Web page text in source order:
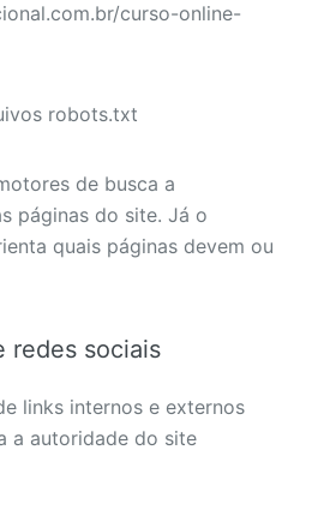
curso-online-
robots.txt
de busca a
páginas do site. Já o
quais páginas devem ou
redes sociais
links internos e externos
a autoridade do site